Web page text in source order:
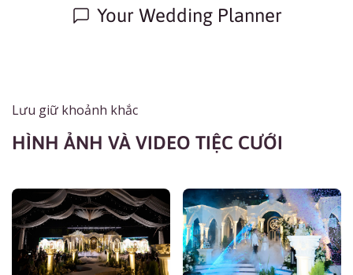
Your Wedding Planner
Lưu giữ khoảnh khắc
HÌNH ẢNH VÀ VIDEO TIỆC CƯỚI